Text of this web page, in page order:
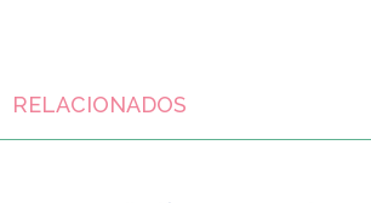
RELACIONADOS